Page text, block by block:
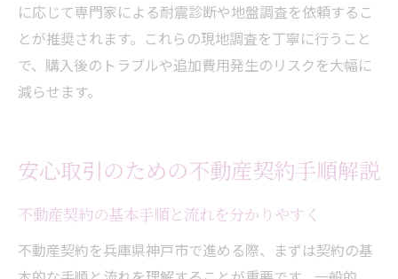
に応じて専門家による耐震診断や地盤調査を依頼するこ
とが推奨されます。これらの現地調査を丁寧に行うこと
で、購入後のトラブルや追加費用発生のリスクを大幅に
減らせます。
安心取引のための不動産契約手順解説
不動産契約の基本手順と流れを分かりやすく
不動産契約を兵庫県神戸市で進める際、まずは契約の基